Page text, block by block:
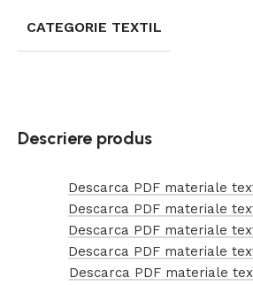
CATEGORIE TEXTIL
Descriere produs
Descarca PDF materiale
Descarca PDF materiale
Descarca PDF materiale
Descarca PDF materiale
Descarca PDF materiale